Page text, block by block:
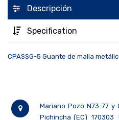
Descripción
Specification
CPASSG-5 Guante de malla
Mariano Pozo N73-77 y
Pichincha (EC)
170303